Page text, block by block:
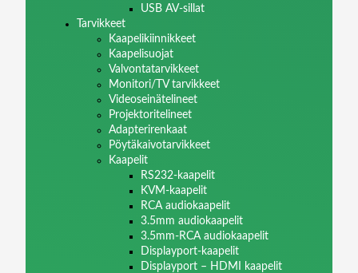
USB AV-sillat
Tarvikkeet
Kaapelikiinnikkeet
Kaapelisuojat
Valvontatarvikkeet
Monitori/TV tarvikkeet
Videoseinätelineet
Projektoritelineet
Adapterirenkaat
Pöytäkaivotarvikkeet
Kaapelit
RS232-kaapelit
KVM-kaapelit
RCA audiokaapelit
3.5mm audiokaapelit
3.5mm-RCA audiokaapelit
Displayport-kaapelit
Displayport – HDMI kaapelit